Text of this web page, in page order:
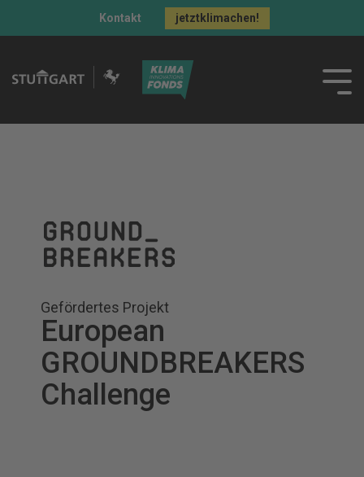
Kontakt jetztklimachen!
Gefördertes Projekt
European
GROUNDBREAKERS
Challenge